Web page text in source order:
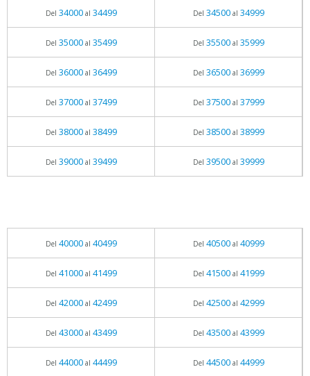
Del 34000al 34499 Del 34500al 34999
Del 35000al 35499 Del 35500al 35999
Del 36000al 36499 Del 36500al 36999
Del 37000al 37499 Del 37500al 37999
Del 38000al 38499 Del 38500al 38999
Del 39000al 39499 Del 39500al 39999
Del 40000al 40499 Del 40500al 40999
Del 41000al 41499 Del 41500al 41999
Del 42000al 42499 Del 42500al 42999
Del 43000al 43499 Del 43500al 43999
Del 44000al 44499 Del 44500al 44999